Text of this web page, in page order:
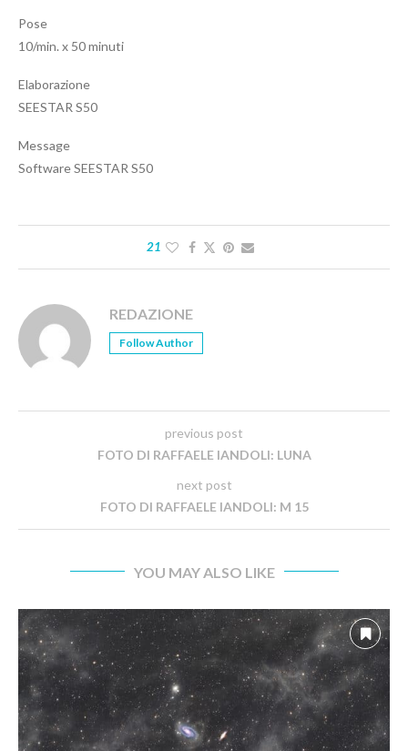
Pose
10/min. x 50 minuti
Elaborazione
SEESTAR S50
Message
Software SEESTAR S50
21
REDAZIONE
Follow Author
previous post
FOTO DI RAFFAELE IANDOLI: LUNA
next post
FOTO DI RAFFAELE IANDOLI: M 15
YOU MAY ALSO LIKE